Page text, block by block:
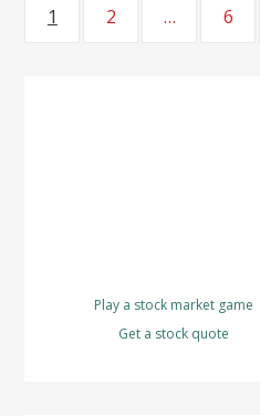
Page
1 Page
2 … Page
6
Play a stock market game
Get a stock quote